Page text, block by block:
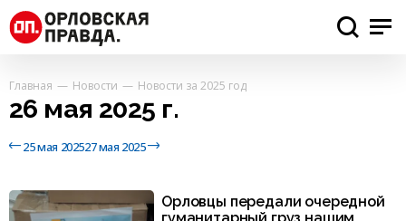
Главная Новости Новости за 2025 год
26 мая 2025 г.
25 мая 202527 мая 2025
Орловцы передали очередной